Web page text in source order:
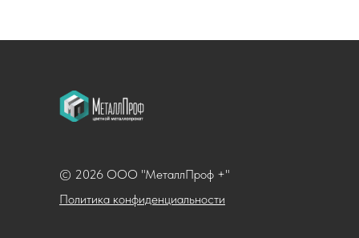
Политика конфиденциальности
© 2026 ООО "МеталлПроф +"